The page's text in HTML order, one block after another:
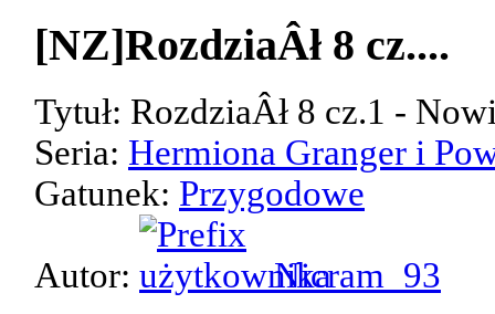
[NZ]RozdziaÂł 8 cz....
Tytuł: RozdziaÂł 8 cz.1 -
Seria: Hermiona Granger i
Gatunek: Przygodowe
Autor: Nicram_93